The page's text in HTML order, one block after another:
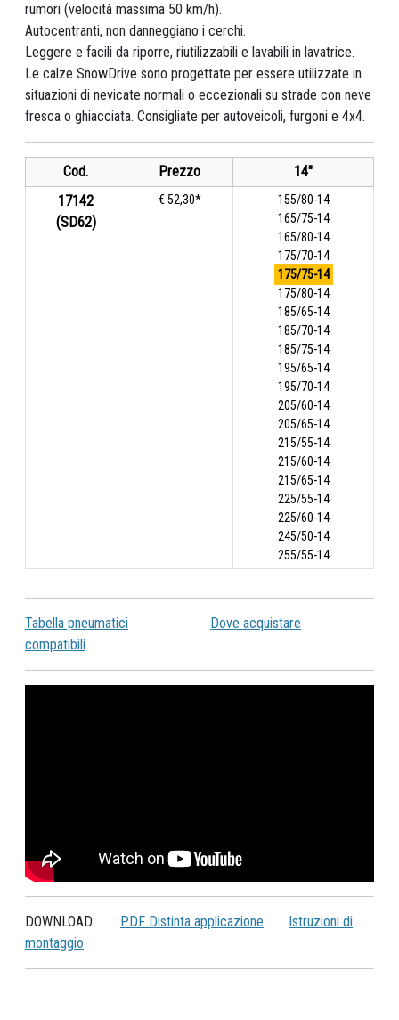
rumori (velocità massima 50 km/h).
Autocentranti, non danneggiano i cerchi.
Leggere e facili da riporre, riutilizzabili e lavabili in lavatrice.
Le calze SnowDrive sono progettate per essere utilizzate in
situazioni di nevicate normali o eccezionali su strade con neve
fresca o ghiacciata. Consigliate per autoveicoli, furgoni e 4x4.
Cod. Prezzo
14"
17142
(SD62)
€ 52,30*
155/80-14
165/75-14
165/80-14
175/70-14
175/75-14
175/80-14
185/65-14
185/70-14
185/75-14
195/65-14
195/70-14
205/60-14
205/65-14
215/55-14
215/60-14
215/65-14
225/55-14
225/60-14
245/50-14
255/55-14
Tabella pneumatici
compatibili
Dove acquistare
DOWNLOAD: PDF Distinta applicazione
Istruzioni di
montaggio